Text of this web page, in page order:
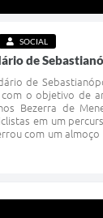
SOCIAL
de
de
o objetivo de
Bezerra de
em um
com um almoço